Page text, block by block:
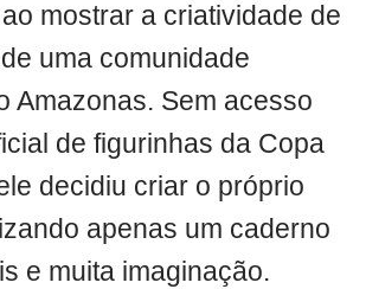
mostrar a criatividade de
uma comunidade
Amazonas. Sem acesso
de figurinhas da Copa
decidiu criar o próprio
apenas um caderno
e muita imaginação.